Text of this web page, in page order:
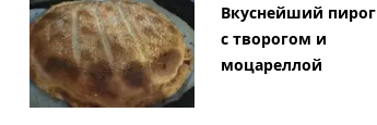
Вкуснейший пирог
с творогом и
моцареллой